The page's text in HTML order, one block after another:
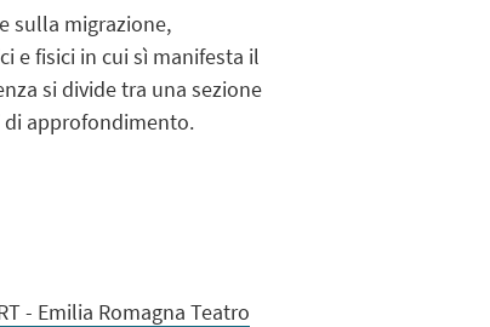
sulla migrazione,
e fisici in cui sì manifesta il
si divide tra una sezione
approfondimento.
- Emilia Romagna Teatro